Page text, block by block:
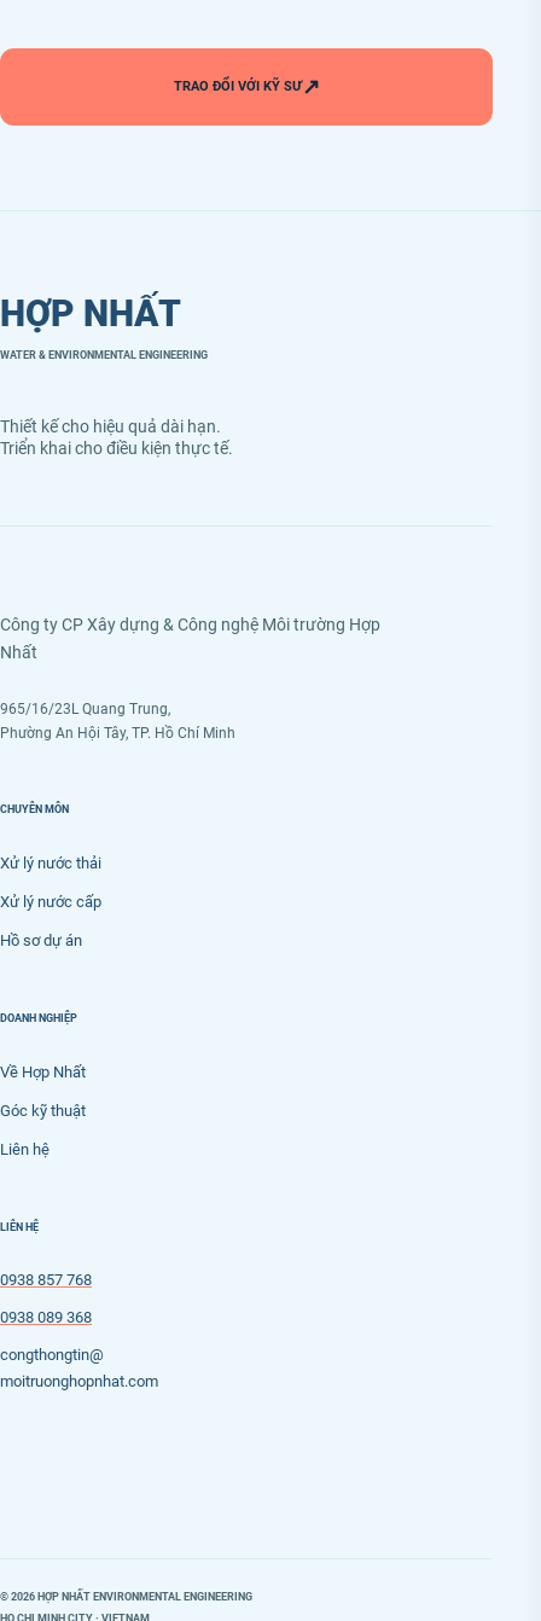
TRAO ĐỔI VỚI KỸ SƯ↗
HỢP NHẤT
WATER & ENVIRONMENTAL ENGINEERING
Thiết kế cho hiệu quả dài hạn.
Triển khai cho điều kiện thực tế.
Công ty CP Xây dựng & Công nghệ Môi trường Hợp
Nhất
965/16/23L Quang Trung,
Phường An Hội Tây, TP. Hồ Chí Minh
CHUYÊN MÔN
Xử lý nước thải
Xử lý nước cấp
Hồ sơ dự án
DOANH NGHIỆP
Về Hợp Nhất
Góc kỹ thuật
Liên hệ
LIÊN HỆ
0938 857 768
0938 089 368
congthongtin@
moitruonghopnhat.com
© 2026 HỢP NHẤT ENVIRONMENTAL ENGINEERING